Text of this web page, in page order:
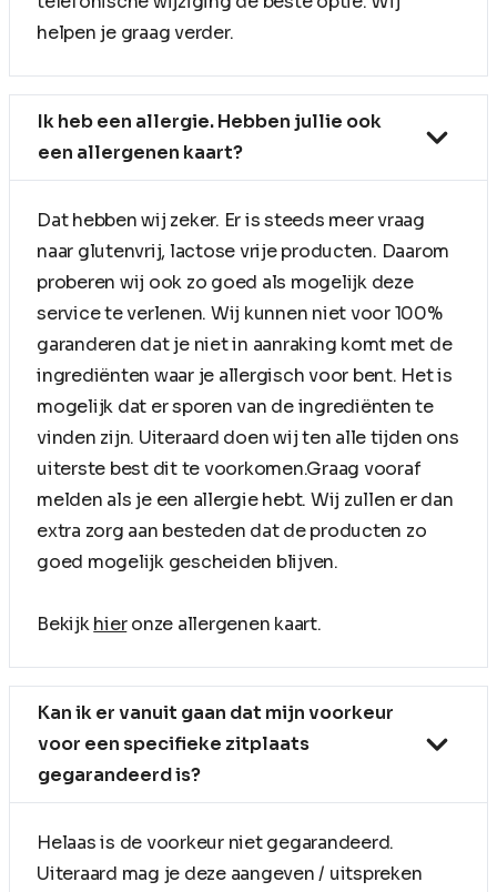
helpen je graag verder.
Ik heb een allergie. Hebben jullie ook
een allergenen kaart?
Dat hebben wij zeker. Er is steeds meer vraag
naar glutenvrij, lactose vrije producten. Daarom
proberen wij ook zo goed als mogelijk deze
service te verlenen. Wij kunnen niet voor 100%
garanderen dat je niet in aanraking komt met de
ingrediënten waar je allergisch voor bent. Het is
mogelijk dat er sporen van de ingrediënten te
vinden zijn. Uiteraard doen wij ten alle tijden ons
uiterste best dit te voorkomen.Graag vooraf
melden als je een allergie hebt. Wij zullen er dan
extra zorg aan besteden dat de producten zo
goed mogelijk gescheiden blijven.
Bekijkhieronze allergenen kaart.
Kan ik er vanuit gaan dat mijn voorkeur
voor een specifieke zitplaats
gegarandeerd is?
Helaas is de voorkeur niet gegarandeerd.
Uiteraard mag je deze aangeven / uitspreken